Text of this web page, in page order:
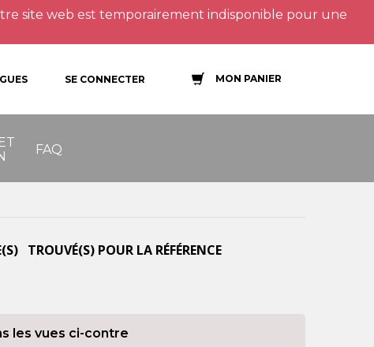
site web est temporairement indisponible pour une
SE CONNECTER MON PANIER
FAQ
TROUVÉ(S) POUR LA RÉFÉRENCE
les vues ci-contre